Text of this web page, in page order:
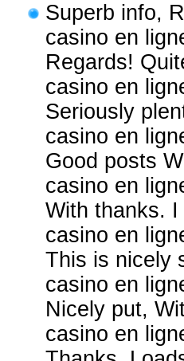
Superb info,
casino en
Regards!
casino en
Seriously
casino en
Good posts
casino en
With thanks.
casino en
This is nicely
casino en
Nicely put,
casino en